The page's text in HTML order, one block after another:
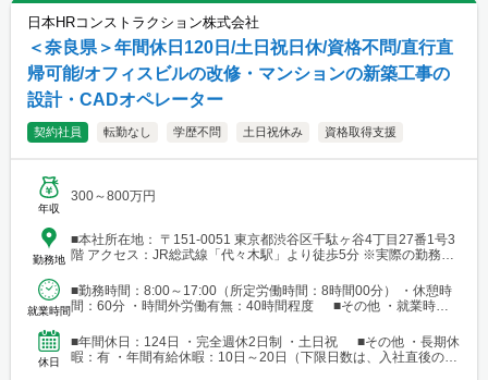
日本HRコンストラクション株式会社
＜奈良県＞年間休日120日/土日祝日休/資格不問/直行直
帰可能/オフィスビルの改修・マンションの新築工事の
設計・CADオペレーター
契約社員 転勤なし 学歴不問 土日祝休み 資格取得支援
年収
300～800万円
勤務地
■本社所在地： 〒151-0051 東京都渋谷区千駄ヶ谷4丁目27番1号3
階 アクセス：JR総武線「代々木駅」より徒歩5分 ※実際の勤務地
みです。 面接時にヒアリングのうえ、最適な案件に基づき決定し
ます。
就業時間
■勤務時間：8:00～17:00（所定労働時間：8時間00分） ・休憩時
間：60分 ・時間外労働有無：40時間程度 ■その他 ・就業時間
休日
■年間休日：124日 ・完全週休2日制 ・土日祝 ■その他 ・長期休
暇：有 ・年間有給休暇：10日～20日（下限日数は、入社直後の付